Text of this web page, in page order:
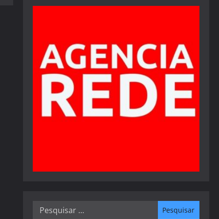
Pesquisar